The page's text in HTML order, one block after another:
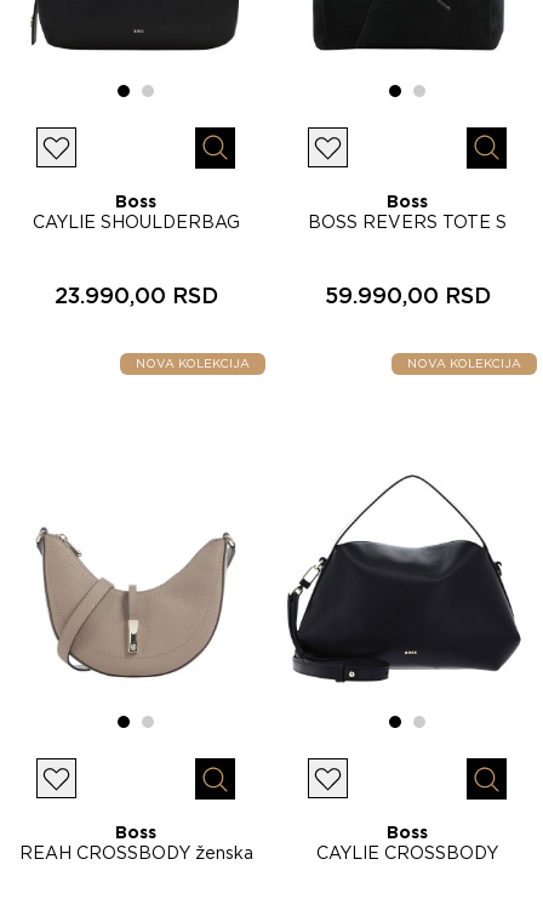
Lista želja Brzi pregled
Boss
CAYLIE SHOULDERBAG
23.990,00 RSD
Lista želja Brzi
Boss
BOSS REVERS TOTE S
59.990,00 RSD
NOVA KOLEKCIJA
Lista želja Brzi pregled
Boss
REAH CROSSBODY ženska
NOVA KOLEKCIJA
Lista želja Brzi
Boss
CAYLIE CROSSBODY